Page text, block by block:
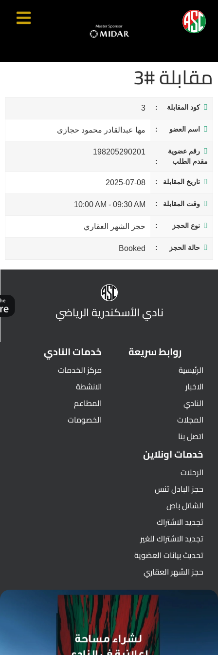
مقابلة #3
كود المقابلة 3
اسم العضو مها عبدالقادر محمود حجازى
رقم عضوية
مقدم الطلب
198205290201
تاريخ المقابلة 2025-07-08
وقت المقابلة 09:30 AM
-
10:00 AM
نوع الحجز حجز الشهر العقاري
حالة الحجز Booked
نادي الأسكندرية الرياضي
روابط سريعة
الرئيسية
الاخبار
النادي
المجلات
اتصل بنا
خدمات النادي
مركز الخدمات
الانشطة
المطاعم
الخصومات
خدمات اونلاين
الرحلات
حجز البادل تنس
الشاتل باص
تجديد الاشتراك
تجديد الاشتراك للغير
تحديث بيانات العضوية
حجز الشهر العقاري